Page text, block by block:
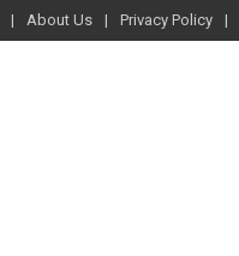
About Us Privacy Policy